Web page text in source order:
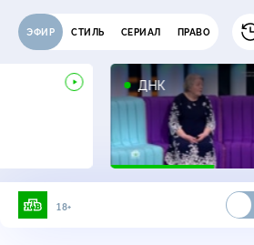
ЭФИР СТИЛЬ СЕРИАЛ ПРАВО
ДНК
18+